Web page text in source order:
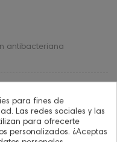
antibacteriana
para fines de
Las redes sociales y las
para ofrecerte
personalizados. ¿Aceptas